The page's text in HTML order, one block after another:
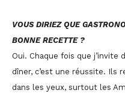
VOUS DIRIEZ QUE
BONNE RECETTE ?
Oui. Chaque fois que j’invite
dîner, c’est une réussite. Ils
dans les yeux, surtout les